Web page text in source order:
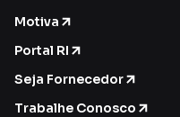
Motiva
Portal RI
Seja Fornecedor
Trabalhe Conosco